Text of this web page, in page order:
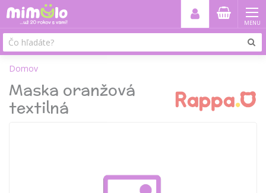
MENU
Domov
Maska oranžová
textilná